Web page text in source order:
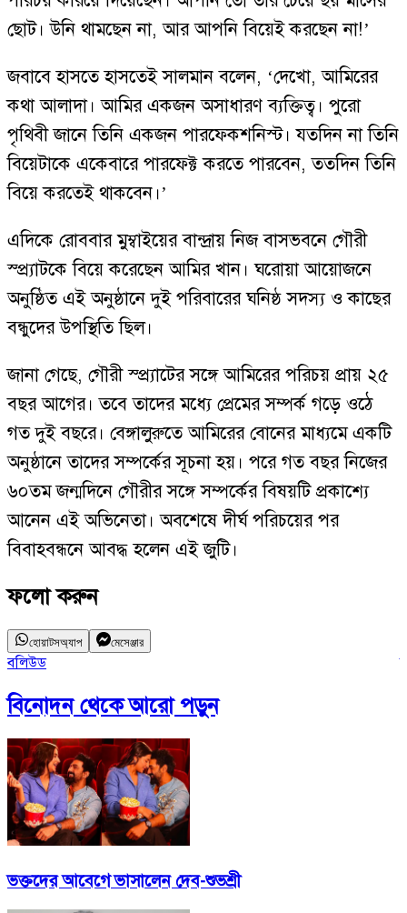
ছোট। উনি থামছেন না, আর আপনি বিয়েই করছেন না!’
জবাবে হাসতে হাসতেই সালমান বলেন, ‘দেখো, আমিরের
কথা আলাদা। আমির একজন অসাধারণ ব্যক্তিত্ব। পুরো
পৃথিবী জানে তিনি একজন পারফেকশনিস্ট। যতদিন না তিনি
বিয়েটাকে একেবারে পারফেক্ট করতে পারবেন, ততদিন তিনি
বিয়ে করতেই থাকবেন।’
এদিকে রোববার মুম্বাইয়ের বান্দ্রায় নিজ বাসভবনে গৌরী
স্প্র্যাটকে বিয়ে করেছেন আমির খান। ঘরোয়া আয়োজনে
অনুষ্ঠিত এই অনুষ্ঠানে দুই পরিবারের ঘনিষ্ঠ সদস্য ও কাছের
বন্ধুদের উপস্থিতি ছিল।
জানা গেছে, গৌরী স্প্র্যাটের সঙ্গে আমিরের পরিচয় প্রায় ২৫
বছর আগের। তবে তাদের মধ্যে প্রেমের সম্পর্ক গড়ে ওঠে
গত দুই বছরে। বেঙ্গালুরুতে আমিরের বোনের মাধ্যমে একটি
অনুষ্ঠানে তাদের সম্পর্কের সূচনা হয়। পরে গত বছর নিজের
৬০তম জন্মদিনে গৌরীর সঙ্গে সম্পর্কের বিষয়টি প্রকাশ্যে
আনেন এই অভিনেতা। অবশেষে দীর্ঘ পরিচয়ের পর
বিবাহবন্ধনে আবদ্ধ হলেন এই জুটি।
ফলো করুন
হোয়াটসঅ্যাপ মেসেঞ্জার
বলিউড
বিনোদনথেকে আরো পড়ুন
ভক্তদের আবেগে ভাসালেন দেব-শুভশ্রী